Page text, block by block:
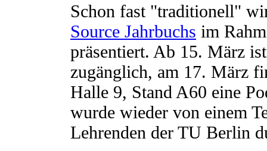
Schon fast "traditionell"
Source Jahrbuchs im
präsentiert. Ab 15. März
zugänglich, am 17. März
Halle 9, Stand A60 eine
wurde wieder von einem
Lehrenden der TU Berlin